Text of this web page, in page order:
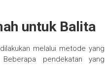
untuk Balita
melalui metode yang
pendekatan yang